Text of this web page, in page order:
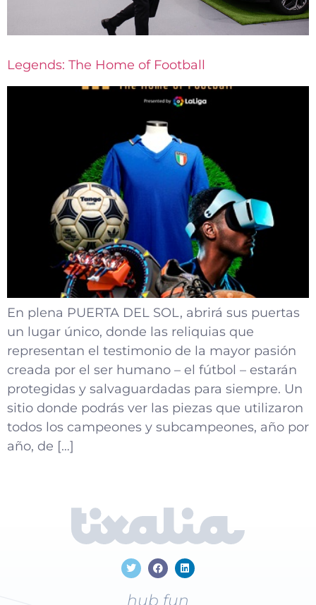
Legends: The Home of Football
En plena PUERTA DEL SOL, abrirá sus puertas
un lugar único, donde las reliquias que
representan el testimonio de la mayor pasión
creada por el ser humano – el fútbol – estarán
protegidas y salvaguardadas para siempre. Un
sitio donde podrás ver las piezas que utilizaron
todos los campeones y subcampeones, año por
año, de […]
hub fun